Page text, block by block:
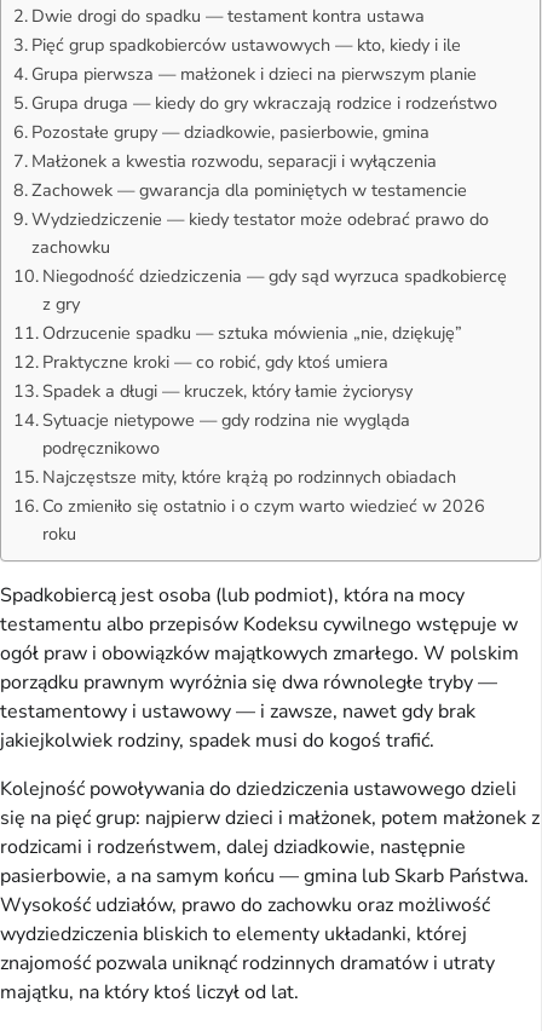
Dwie drogi do spadku — testament kontra ustawa
Pięć grup spadkobierców ustawowych — kto, kiedy i ile
Grupa pierwsza — małżonek i dzieci na pierwszym planie
Grupa druga — kiedy do gry wkraczają rodzice i rodzeństwo
Pozostałe grupy — dziadkowie, pasierbowie, gmina
Małżonek a kwestia rozwodu, separacji i wyłączenia
Zachowek — gwarancja dla pominiętych w testamencie
Wydziedziczenie — kiedy testator może odebrać prawo do
zachowku
Niegodność dziedziczenia — gdy sąd wyrzuca spadkobiercę
z gry
Odrzucenie spadku — sztuka mówienia „nie, dziękuję”
Praktyczne kroki — co robić, gdy ktoś umiera
Spadek a długi — kruczek, który łamie życiorysy
Sytuacje nietypowe — gdy rodzina nie wygląda
podręcznikowo
Najczęstsze mity, które krążą po rodzinnych obiadach
Co zmieniło się ostatnio i o czym warto wiedzieć w 2026
roku
Spadkobiercą jest osoba (lub podmiot), która na mocy
testamentu albo przepisów Kodeksu cywilnego wstępuje w
ogół praw i obowiązków majątkowych zmarłego. W polskim
porządku prawnym wyróżnia się dwa równoległe tryby —
testamentowy i ustawowy — i zawsze, nawet gdy brak
jakiejkolwiek rodziny, spadek musi do kogoś trafić.
Kolejność powoływania do dziedziczenia ustawowego dzieli
się na pięć grup: najpierw dzieci i małżonek, potem małżonek z
rodzicami i rodzeństwem, dalej dziadkowie, następnie
pasierbowie, a na samym końcu — gmina lub Skarb Państwa.
Wysokość udziałów, prawo do zachowku oraz możliwość
wydziedziczenia bliskich to elementy układanki, której
znajomość pozwala uniknąć rodzinnych dramatów i utraty
majątku, na który ktoś liczył od lat.